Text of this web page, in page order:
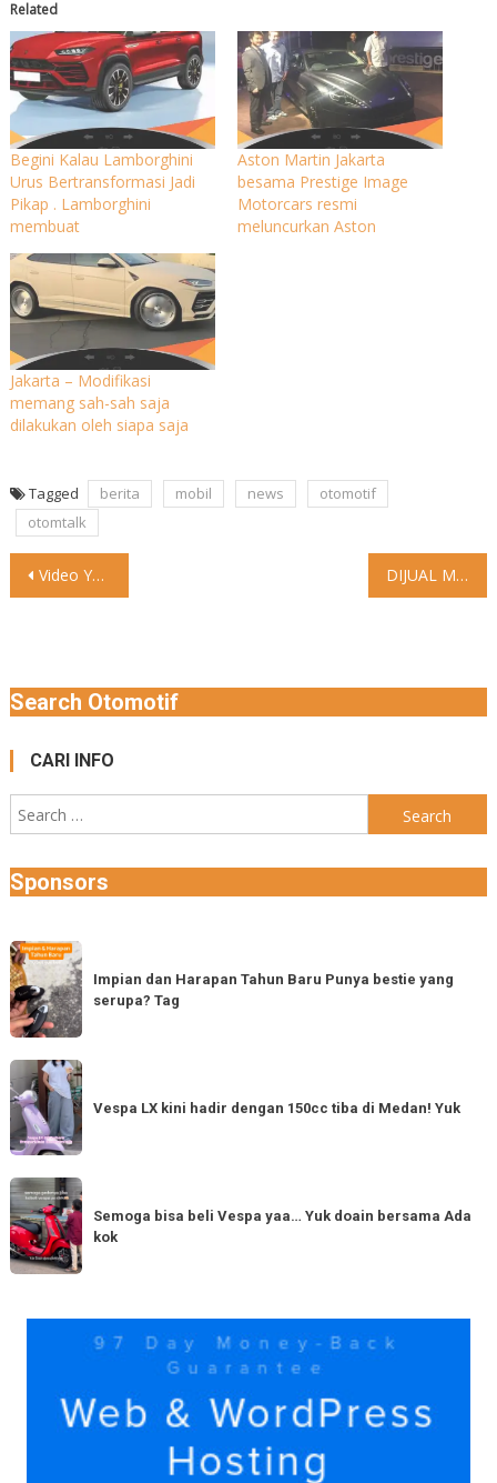
Related
Begini Kalau Lamborghini
Urus Bertransformasi Jadi
Pikap . Lamborghini
membuat
Aston Martin Jakarta
besama Prestige Image
Motorcars resmi
meluncurkan Aston
Jakarta – Modifikasi
memang sah-sah saja
dilakukan oleh siapa saja
Tagged berita mobil news
otomotif
otomtalk
Post
Video Yok bisa yok bisa #otomtalk #lucu #sepedamotor DIJUAL MAZDA CX-5 Type Elite Tahun 2018 KM 62rb an
Search Otomotif
CARI INFO
Search
for:
Sponsors
Impian
dan
Harapan
Tahun
Baru
Punya
bestie
yang
Tag
Impian dan Harapan Tahun Baru Punya bestie yang
serupa? Tag
Vespa
LX
kini
hadir
dengan
150cc
tiba
di
Vespa LX kini hadir dengan 150cc tiba di Medan! Yuk
Semoga
bisa
beli
Vespa
Yuk
Semoga bisa beli Vespa yaa… Yuk doain bersama Ada
kok